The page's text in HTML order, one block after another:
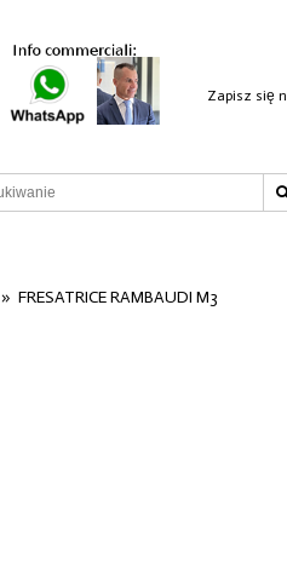
Zapisz się
»FRESATRICE RAMBAUDI M3